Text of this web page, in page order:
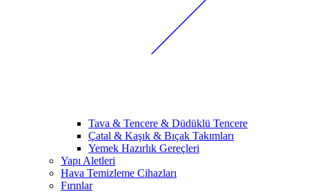
Tava & Tencere & Düdüklü Tencere
Çatal & Kaşık & Bıçak Takımları
Yemek Hazırlık Gereçleri
Yapı Aletleri
Hava Temizleme Cihazları
Fırınlar